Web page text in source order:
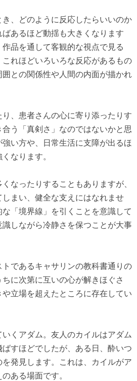
、どのように反応したらいいのか
あるほど動揺も大きくなります
品を通して客観的な視点で見る
れほどいろいろな反応があるもの
との関係性や人間の内面が描かれ
、患者さんの心に寄り添ったりす
う「真剣さ」なのではないかと思
い方や、日常生活に支障が出るほ
なります。
なったりすることもありますが、
まい、健全な支えにはなれませ
「境界線」を引くことを意識して
しながら冷静さを保つことが大事
であるキャサリンの教科書通りの
に次第に互いの心が解きほぐさ
立場を超えたところに存在してい
くアダム。友人のカイルはアダム
すほどでしたが、ある日、酔いつ
発見します。これは、カイルがア
ある場面です。